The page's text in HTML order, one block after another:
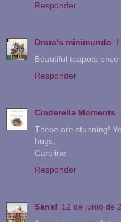
Responder
Drora's minimundo
Beautiful teapots
Responder
Cinderella Moments
These are stunning!
hugs,
Caroline
Responder
Sans! 12 de junio de